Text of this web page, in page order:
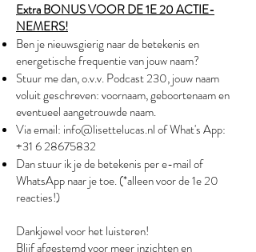
Extra BONUS VOOR DE 1E 20 ACTIE-
NEMERS!
Ben je nieuwsgierig naar de betekenis en
energetische frequentie van jouw naam?
Stuur me dan, o.v.v. Podcast 230, jouw naam
voluit geschreven: voornaam, geboortenaam en
eventueel aangetrouwde naam.
Via email: info@lisettelucas.nlof What's App:
+31 6 28675832
Dan stuur ik je de betekenis per e-mail of
WhatsApp naar je toe. (*alleen voor de 1e 20
reacties!)
Dankjewel voor het luisteren!
Blijf afgestemd voor meer inzichten en